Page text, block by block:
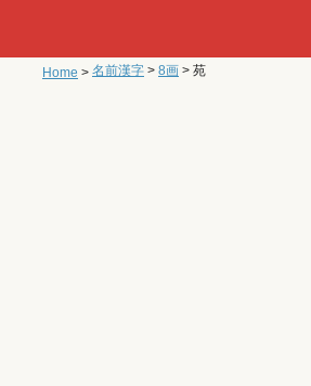
Home > 名前漢字 > 8画 > 苑